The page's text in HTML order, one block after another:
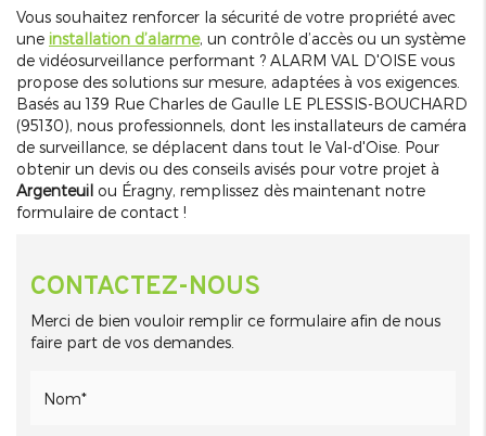
Vous souhaitez renforcer la sécurité de votre propriété avec
une installation d’alarme, un contrôle d’accès ou un système
de vidéosurveillance performant ? ALARM VAL D'OISE vous
propose des solutions sur mesure, adaptées à vos exigences.
Basés au 139 Rue Charles de Gaulle LE PLESSIS-BOUCHARD
(95130), nous professionnels, dont les installateurs de caméra
de surveillance, se déplacent dans tout le Val-d'Oise. Pour
obtenir un devis ou des conseils avisés pour votre projet à
Argenteuil ou Éragny, remplissez dès maintenant notre
formulaire de contact !
CONTACTEZ-NOUS
Merci de bien vouloir remplir ce formulaire afin de nous
faire part de vos demandes.